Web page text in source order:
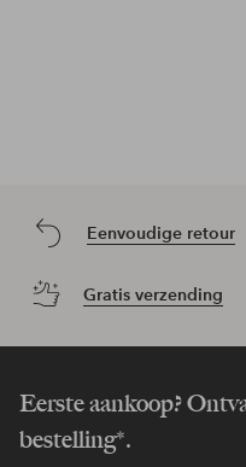
Eenvoudige retour
Gratis verzending
Eerste aankoop?
bestelling*.